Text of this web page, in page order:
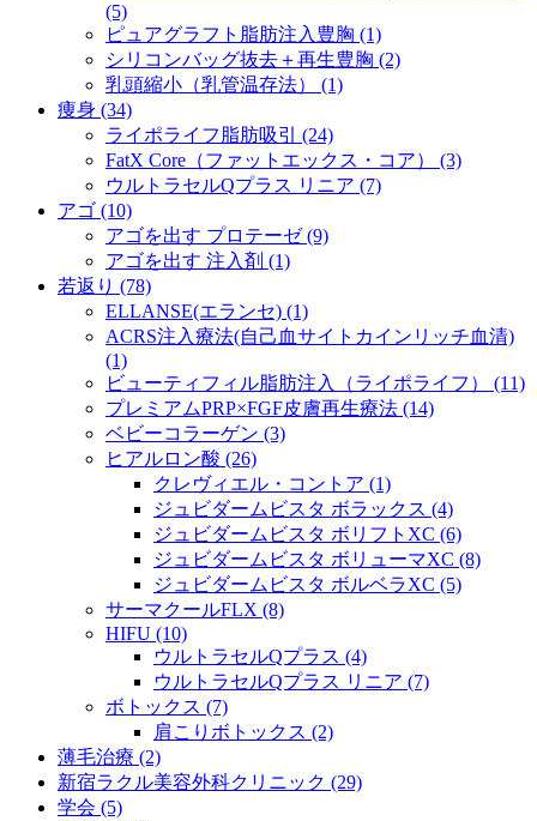
(5)
ピュアグラフト脂肪注入豊胸 (1)
シリコンバッグ抜去＋再生豊胸 (2)
乳頭縮小（乳管温存法） (1)
痩身 (34)
ライポライフ脂肪吸引 (24)
FatX Core（ファットエックス・コア） (3)
ウルトラセルQプラス リニア (7)
アゴ (10)
アゴを出す プロテーゼ (9)
アゴを出す 注入剤 (1)
若返り (78)
ELLANSE(エランセ) (1)
ACRS注入療法(自己血サイトカインリッチ血清)
(1)
ビューティフィル脂肪注入（ライポライフ） (11)
プレミアムPRP×FGF皮膚再生療法 (14)
ベビーコラーゲン (3)
ヒアルロン酸 (26)
クレヴィエル・コントア (1)
ジュビダームビスタ ボラックス (4)
ジュビダームビスタ ボリフトXC (6)
ジュビダームビスタ ボリューマXC (8)
ジュビダームビスタ ボルベラXC (5)
サーマクールFLX (8)
HIFU (10)
ウルトラセルQプラス (4)
ウルトラセルQプラス リニア (7)
ボトックス (7)
肩こりボトックス (2)
薄毛治療 (2)
新宿ラクル美容外科クリニック (29)
学会 (5)